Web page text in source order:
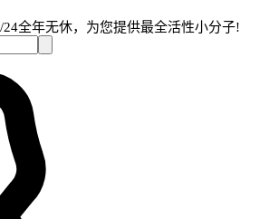
全年无休，为您提供最全活性小分子!